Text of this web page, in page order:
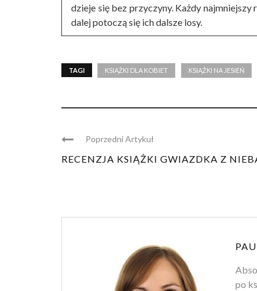
dzieje się bez przyczyny. Każdy
dalej potoczą się ich dalsze losy.
TAGI KSIĄŻKI DLA KOBIET KSIĄŻKI NA JESIEŃ
Poprzedni Artykuł
RECENZJA KSIĄŻKI GWIAZDKA Z
po